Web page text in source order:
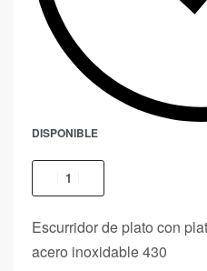
DISPONIBLE
Escurridor de plato con
acero inoxidable 430